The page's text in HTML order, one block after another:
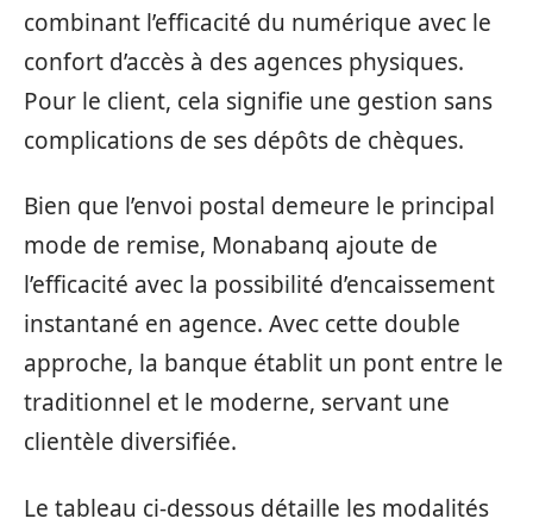
combinant l’efficacité du numérique avec le
confort d’accès à des agences physiques.
Pour le client, cela signifie une gestion sans
complications de ses dépôts de chèques.
Bien que l’envoi postal demeure le principal
mode de remise, Monabanq ajoute de
l’efficacité avec la possibilité d’encaissement
instantané en agence. Avec cette double
approche, la banque établit un pont entre le
traditionnel et le moderne, servant une
clientèle diversifiée.
Le tableau ci-dessous détaille les modalités